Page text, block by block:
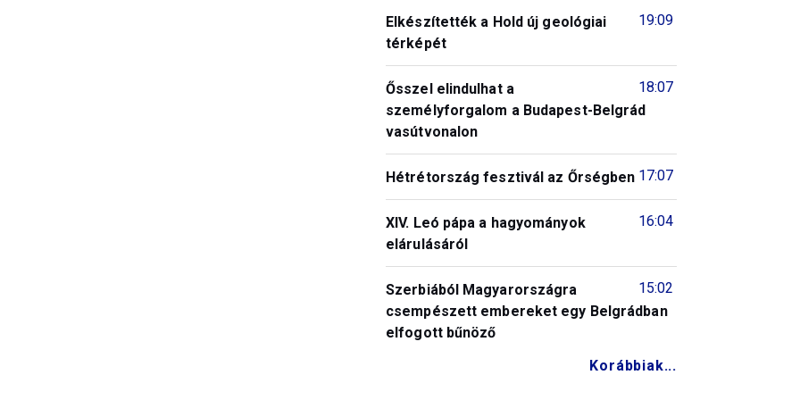
19:09
Elkészítették a Hold új geológiai
térképét
18:07
Ősszel elindulhat a
személyforgalom a Budapest-Belgrád
vasútvonalon
17:07
Hétrétország fesztivál az Őrségben
16:04
XIV. Leó pápa a hagyományok
elárulásáról
15:02
Szerbiából Magyarországra
csempészett embereket egy Belgrádban
elfogott bűnöző
Korábbiak...